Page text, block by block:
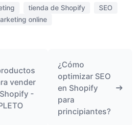
tienda de Shopify
SEO
online
vender
-
¿Cómo
optimizar SEO
en Shopify
para
principiantes?